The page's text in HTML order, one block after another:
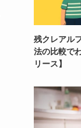
残クレアル
法の比較で
リース】